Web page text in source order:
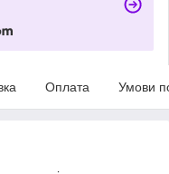
Оплата Умови